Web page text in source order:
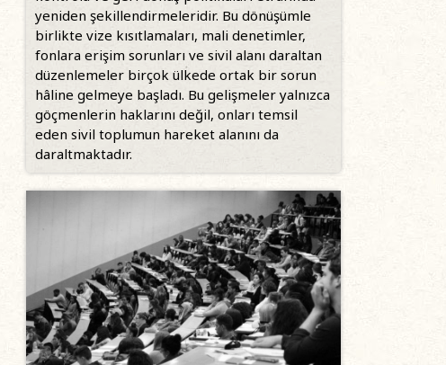
yeniden şekillendirmeleridir. Bu dönüşümle
birlikte vize kısıtlamaları, mali denetimler,
fonlara erişim sorunları ve sivil alanı daraltan
düzenlemeler birçok ülkede ortak bir sorun
hâline gelmeye başladı. Bu gelişmeler yalnızca
göçmenlerin haklarını değil, onları temsil
eden sivil toplumun hareket alanını da
daraltmaktadır.